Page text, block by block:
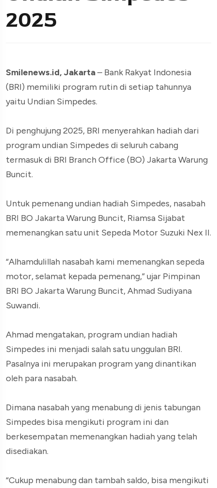
2025
Smilenews.id, Jakarta– Bank Rakyat Indonesia
(BRI) memiliki program rutin di setiap tahunnya
yaitu Undian Simpedes.
Di penghujung 2025, BRI menyerahkan hadiah dari
program undian Simpedes di seluruh cabang
termasuk di BRI Branch Office (BO) Jakarta Warung
Buncit.
Untuk pemenang undian hadiah Simpedes, nasabah
BRI BO Jakarta Warung Buncit, Riamsa Sijabat
memenangkan satu unit Sepeda Motor Suzuki Nex II.
“Alhamdulillah nasabah kami memenangkan sepeda
motor, selamat kepada pemenang,” ujar Pimpinan
BRI BO Jakarta Warung Buncit, Ahmad Sudiyana
Suwandi.
Ahmad mengatakan, program undian hadiah
Simpedes ini menjadi salah satu unggulan BRI.
Pasalnya ini merupakan program yang dinantikan
oleh para nasabah.
Dimana nasabah yang menabung di jenis tabungan
Simpedes bisa mengikuti program ini dan
berkesempatan memenangkan hadiah yang telah
disediakan.
“Cukup menabung dan tambah saldo, bisa mengikuti